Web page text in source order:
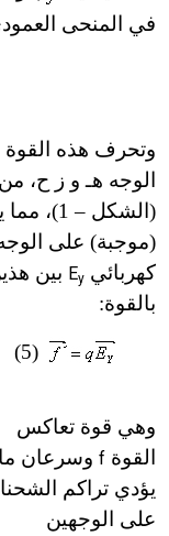
في المنحى
وتحرف هذه القوة
الوجه هـو ز ح، من
(الشكل
(موجبة) على
كهربائي
Ey
بين
بالقوة:
(5)
وهي قوة تعاكس
القوة f وسرعان ما
يؤدي تراكم
على الوجهين